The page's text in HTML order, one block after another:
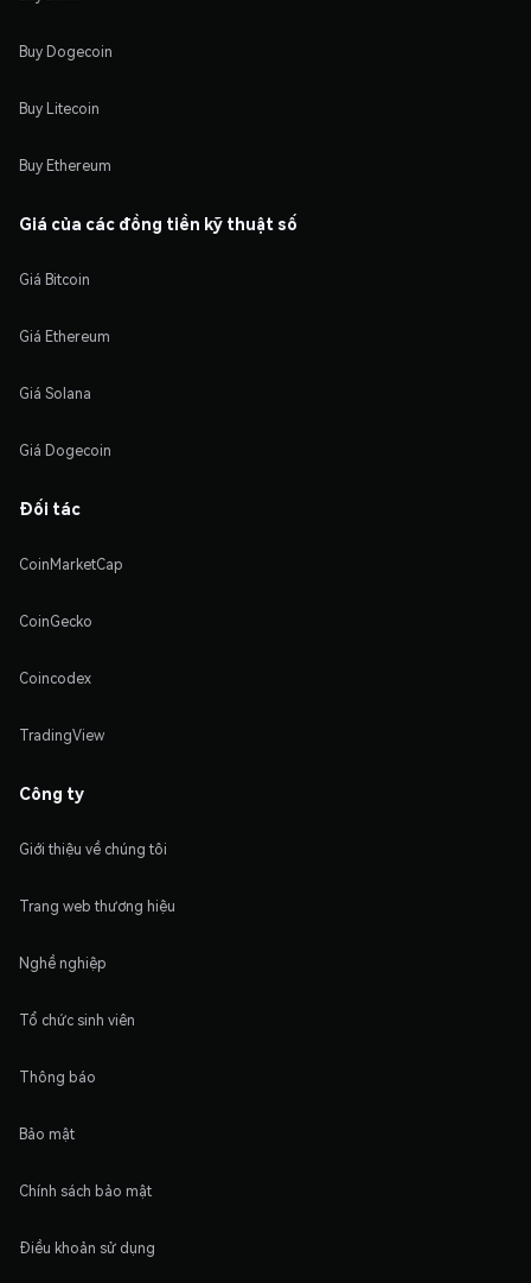
Buy Dogecoin
Buy Litecoin
Buy Ethereum
Giá của các đồng tiền kỹ thuật số
Giá Bitcoin
Giá Ethereum
Giá Solana
Giá Dogecoin
Đối tác
CoinMarketCap
CoinGecko
Coincodex
TradingView
Công ty
Giới thiệu về chúng tôi
Trang web thương hiệu
Nghề nghiệp
Tổ chức sinh viên
Thông báo
Bảo mật
Chính sách bảo mật
Điều khoản sử dụng